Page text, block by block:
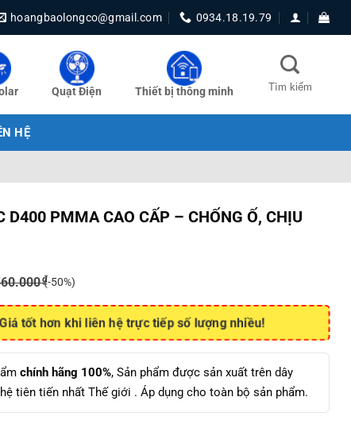
hoangbaolongco@gmail.com 0934.18.19.79
Quạt Điện Thiết bị thông minh
HỆ
D400 PMMA CAO CẤP – CHỐNG Ố, CHỊU
₫(-50%)
tốt hơn khi liên hệ trực tiếp số lượng nhiều!
chính hãng 100%, Sản phẩm được sản xuất trên dây
tiên tiến nhất Thế giới . Áp dụng cho toàn bộ sản phẩm.